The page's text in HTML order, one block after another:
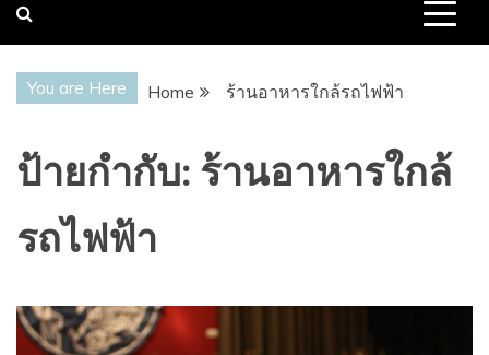
You are Here Home ร้านอาหารใกล้รถไฟฟ้า
ป้ายกำกับ: ร้านอาหารใกล้
รถไฟฟ้า